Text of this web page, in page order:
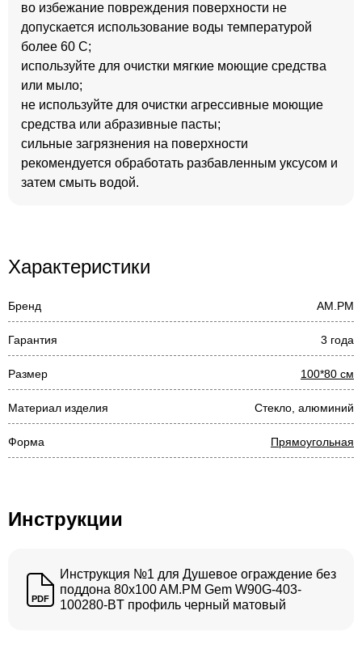
во избежание повреждения поверхности не
допускается использование воды температурой
более 60 С;
используйте для очистки мягкие моющие средства
или мыло;
не используйте для очистки агрессивные моющие
средства или абразивные пасты;
сильные загрязнения на поверхности
рекомендуется обработать разбавленным уксусом и
затем смыть водой.
Характеристики
Бренд AM.PM
Гарантия 3 года
Размер 100*80 см
Материал изделия Стекло, алюминий
Форма Прямоугольная
Инструкции
PDF
Инструкция №1 для Душевое ограждение без
поддона 80x100 AM.PM Gem W90G-403-
100280-BT профиль черный матовый